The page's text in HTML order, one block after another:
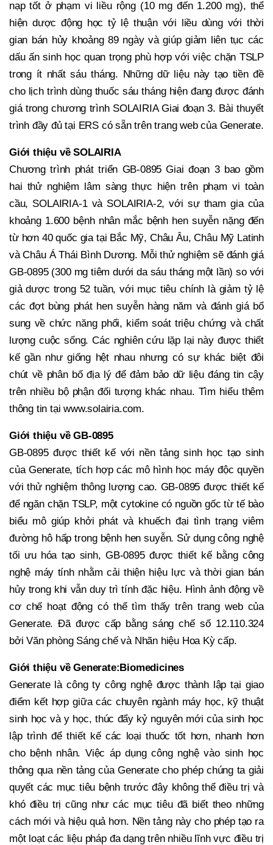
nạp tốt ở phạm vi liều rộng (10 mg đến 1.200 mg), thể
hiện dược động học tỷ lệ thuận với liều dùng với thời
gian bán hủy khoảng 89 ngày và giúp giảm liên tục các
dấu ấn sinh học quan trọng phù hợp với việc chặn TSLP
trong ít nhất sáu tháng. Những dữ liệu này tạo tiền đề
cho lịch trình dùng thuốc sáu tháng hiện đang được đánh
giá trong chương trình SOLAIRIA Giai đoạn 3. Bài thuyết
trình đầy đủ tại ERS có sẵn trên trang web của Generate.
Giới thiệu về SOLAIRIA
Chương trình phát triển GB-0895 Giai đoạn 3 bao gồm
hai thử nghiệm lâm sàng thực hiện trên phạm vi toàn
cầu, SOLAIRIA-1 và SOLAIRIA-2, với sự tham gia của
khoảng 1.600 bệnh nhân mắc bệnh hen suyễn nặng đến
từ hơn 40 quốc gia tại Bắc Mỹ, Châu Âu, Châu Mỹ Latinh
và Châu Á Thái Bình Dương. Mỗi thử nghiệm sẽ đánh giá
GB-0895 (300 mg tiêm dưới da sáu tháng một lần) so với
giả dược trong 52 tuần, với mục tiêu chính là giảm tỷ lệ
các đợt bùng phát hen suyễn hàng năm và đánh giá bổ
sung về chức năng phổi, kiểm soát triệu chứng và chất
lượng cuộc sống. Các nghiên cứu lặp lại này được thiết
kế gần như giống hệt nhau nhưng có sự khác biệt đôi
chút về phân bố địa lý để đảm bảo dữ liệu đáng tin cậy
trên nhiều bộ phận đối tượng khác nhau. Tìm hiểu thêm
thông tin tại www.solairia.com.
Giới thiệu về GB-0895
GB-0895 được thiết kế với nền tảng sinh học tạo sinh
của Generate, tích hợp các mô hình học máy độc quyền
với thử nghiệm thông lượng cao. GB-0895 được thiết kế
để ngăn chặn TSLP, một cytokine có nguồn gốc từ tế bào
biểu mô giúp khởi phát và khuếch đại tình trạng viêm
đường hô hấp trong bệnh hen suyễn. Sử dụng công nghệ
tối ưu hóa tạo sinh, GB-0895 được thiết kế bằng công
nghệ máy tính nhằm cải thiện hiệu lực và thời gian bán
hủy trong khi vẫn duy trì tính đặc hiệu. Hình ảnh động về
cơ chế hoạt động có thể tìm thấy trên trang web của
Generate. Đã được cấp bằng sáng chế số 12.110.324
bởi Văn phòng Sáng chế và Nhãn hiệu Hoa Kỳ cấp.
Giới thiệu về Generate:Biomedicines
Generate là công ty công nghệ được thành lập tại giao
điểm kết hợp giữa các chuyên ngành máy học, kỹ thuật
sinh học và y học, thúc đẩy kỷ nguyên mới của sinh học
lập trình để thiết kế các loại thuốc tốt hơn, nhanh hơn
cho bệnh nhân. Việc áp dụng công nghệ vào sinh học
thông qua nền tảng của Generate cho phép chúng ta giải
quyết các mục tiêu bệnh trước đây không thể điều trị và
khó điều trị cũng như các mục tiêu đã biết theo những
cách mới và hiệu quả hơn. Nền tảng này cho phép tạo ra
một loạt các liệu pháp đa dạng trên nhiều lĩnh vực điều trị